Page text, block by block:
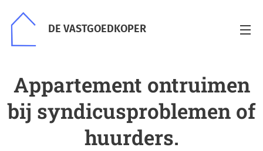
DE VASTGOEDKOPER
Appartement ontruimen
bij syndicusproblemen of
huurders.